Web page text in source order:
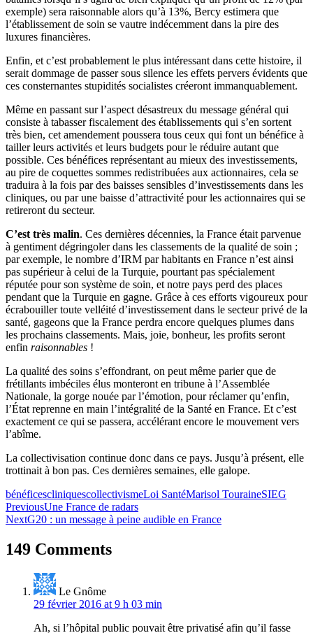
exemple) sera raisonnable alors qu’à 13%, Bercy estimera que
l’établissement de soin se vautre indécemment dans la pire des
luxures financières.
Enfin, et c’est probablement le plus intéressant dans cette histoire, il
serait dommage de passer sous silence les effets pervers évidents que
ces consternantes stupidités socialistes créeront immanquablement.
Même en passant sur l’aspect désastreux du message général qui
consiste à tabasser fiscalement des établissements qui s’en sortent
très bien, cet amendement poussera tous ceux qui font un bénéfice à
tailler leurs activités et leurs budgets pour le réduire autant que
possible. Ces bénéfices représentant au mieux des investissements,
au pire de coquettes sommes redistribuées aux actionnaires, cela se
traduira à la fois par des baisses sensibles d’investissements dans les
cliniques, ou par une baisse d’attractivité pour les actionnaires qui se
retireront du secteur.
C’est très malin. Ces dernières décennies, la France était parvenue
à gentiment dégringoler dans les classements de la qualité de soin ;
par exemple, le nombre d’IRM par habitants en France n’est ainsi
pas supérieur à celui de la Turquie, pourtant pas spécialement
réputée pour son système de soin, et notre pays perd des places
pendant que la Turquie en gagne. Grâce à ces efforts vigoureux pour
écrabouiller toute velléité d’investissement dans le secteur privé de la
santé, gageons que la France perdra encore quelques plumes dans
les prochains classements. Mais, joie, bonheur, les profits seront
enfin raisonnables !
La qualité des soins s’effondrant, on peut même parier que de
frétillants imbéciles élus monteront en tribune à l’Assemblée
Nationale, la gorge nouée par l’émotion, pour réclamer qu’enfin,
l’État reprenne en main l’intégralité de la Santé en France. Et c’est
exactement ce qui se passera, accélérant encore le mouvement vers
l’abîme.
La collectivisation continue donc dans ce pays. Jusqu’à présent, elle
trottinait à bon pas. Ces dernières semaines, elle galope.
bénéficescliniquescollectivismeLoi SantéMarisol TouraineSIEG
Navigation
de
l’article
PreviousUne France de radars
NextG20 : un message à peine audible en France
149 Comments
Le Gnôme
29 février 2016 at 9 h 03 min
Ah, si l’hôpital public pouvait être privatisé afin qu’il fasse